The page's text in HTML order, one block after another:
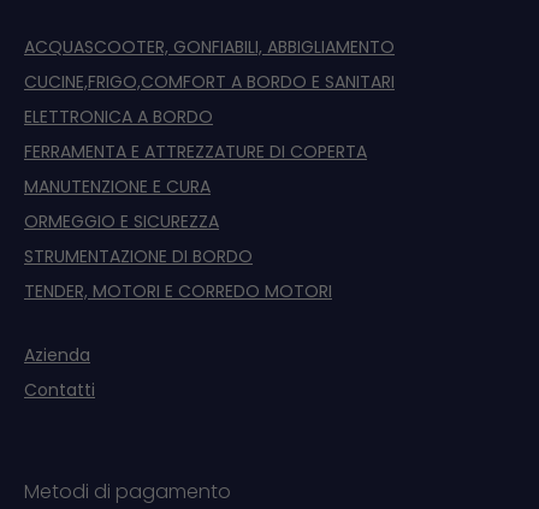
ACQUASCOOTER, GONFIABILI, ABBIGLIAMENTO
CUCINE,FRIGO,COMFORT A BORDO E SANITARI
ELETTRONICA A BORDO
FERRAMENTA E ATTREZZATURE DI COPERTA
MANUTENZIONE E CURA
ORMEGGIO E SICUREZZA
STRUMENTAZIONE DI BORDO
TENDER, MOTORI E CORREDO MOTORI
Azienda
Contatti
Metodi di pagamento